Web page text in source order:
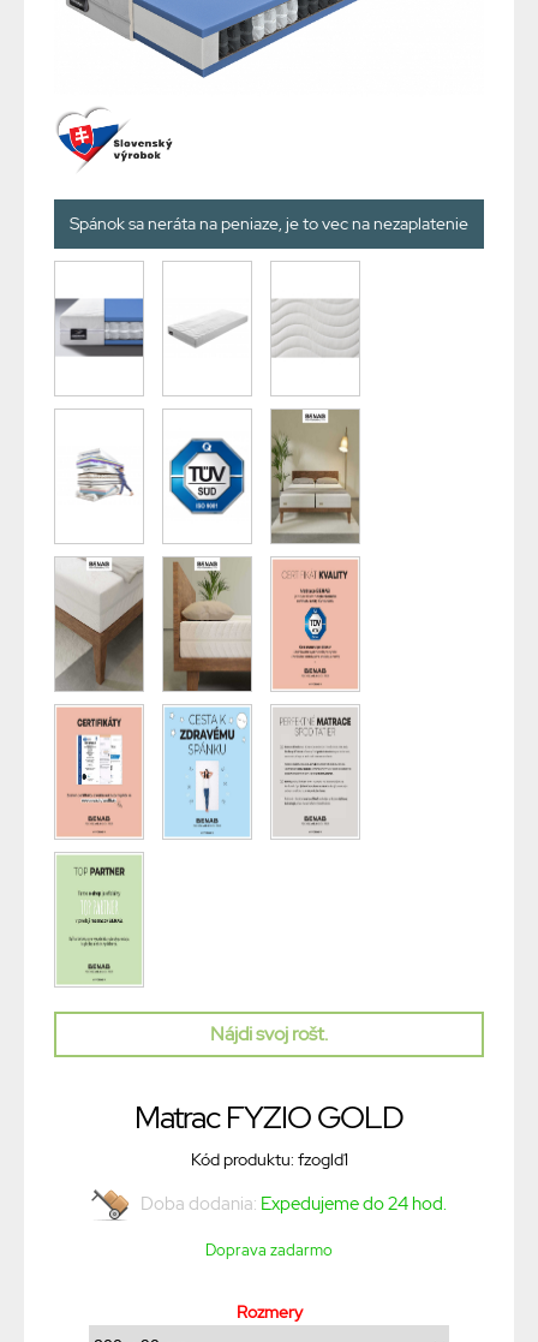
Spánok sa neráta na peniaze, je to vec na nezaplatenie
Nájdi svoj rošt.
Matrac FYZIO GOLD
Kód produktu: fzogld1
Doba dodania: Expedujeme do 24 hod.
Doprava zadarmo
Rozmery